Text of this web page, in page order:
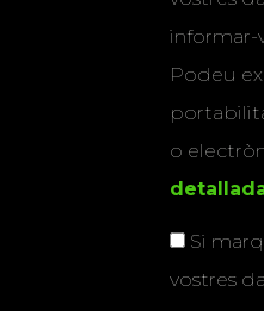
informar-
Podeu
o
Si
vostres